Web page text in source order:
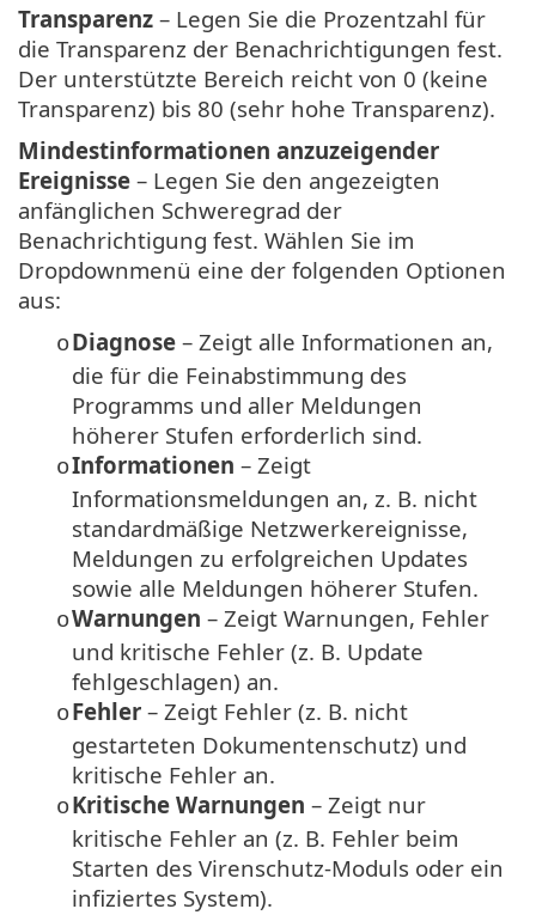
Transparenz – Legen Sie die Prozentzahl für
die Transparenz der Benachrichtigungen fest.
Der unterstützte Bereich reicht von 0 (keine
Transparenz) bis 80 (sehr hohe Transparenz).
Mindestinformationen anzuzeigender
Ereignisse – Legen Sie den angezeigten
anfänglichen Schweregrad der
Benachrichtigung fest. Wählen Sie im
Dropdownmenü eine der folgenden Optionen
aus:
oDiagnose – Zeigt alle Informationen an,
die für die Feinabstimmung des
Programms und aller Meldungen
höherer Stufen erforderlich sind.
oInformationen – Zeigt
Informationsmeldungen an, z. B. nicht
standardmäßige Netzwerkereignisse,
Meldungen zu erfolgreichen Updates
sowie alle Meldungen höherer Stufen.
oWarnungen – Zeigt Warnungen, Fehler
und kritische Fehler (z. B. Update
fehlgeschlagen) an.
oFehler – Zeigt Fehler (z. B. nicht
gestarteten Dokumentenschutz) und
kritische Fehler an.
oKritische Warnungen – Zeigt nur
kritische Fehler an (z. B. Fehler beim
Starten des Virenschutz-Moduls oder ein
infiziertes System).